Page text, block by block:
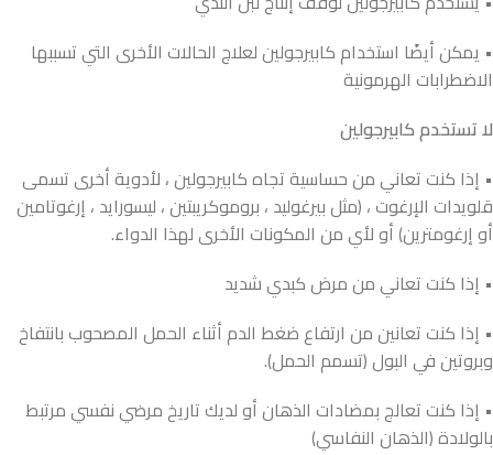
• يمكن أيضًا استخدام كابيرجولين لعلاج الحالات الأخرى التي تسببها
الاضطرابات الهرمونية
لا تستخدم كابيرجولين
• إذا كنت تعاني من حساسية تجاه كابيرجولين ، لأدوية أخرى تسمى
قلويدات الإرغوت ، (مثل بيرغوليد ، بروموكريبتين ، ليسورايد ، إرغوتامين
أو إرغومترين) أو لأي من المكونات الأخرى لهذا الدواء.
• إذا كنت تعاني من مرض كبدي شديد
• إذا كنت تعانين من ارتفاع ضغط الدم أثناء الحمل المصحوب بانتفاخ
وبروتين في البول (تسمم الحمل).
• إذا كنت تعالج بمضادات الذهان أو لديك تاريخ مرضي نفسي مرتبط
بالولادة (الذهان النفاسي)